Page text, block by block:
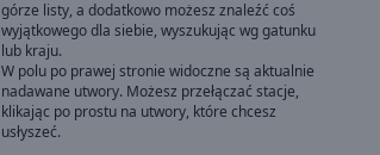
górze listy, a dodatkowo możesz znaleźć coś
wyjątkowego dla siebie, wyszukując wg gatunku
lub kraju.
W polu po prawej stronie widoczne są aktualnie
nadawane utwory. Możesz przełączać stacje,
klikając po prostu na utwory, które chcesz
usłyszeć.